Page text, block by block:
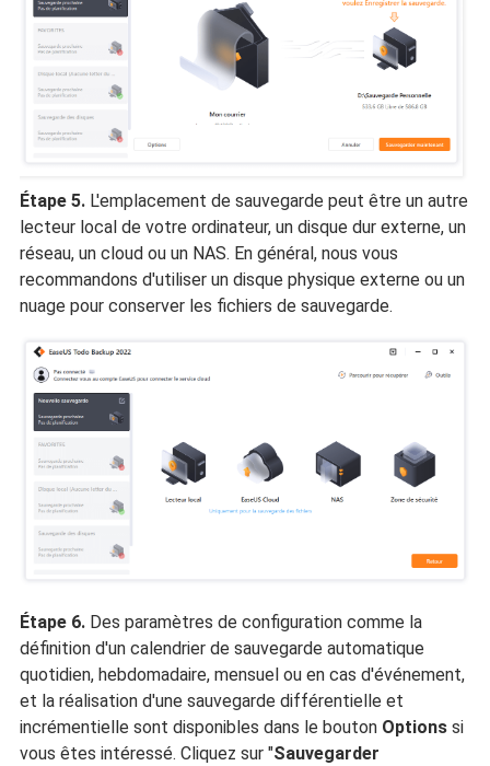
Étape 5. L'emplacement de sauvegarde peut être un autre
lecteur local de votre ordinateur, un disque dur externe, un
réseau, un cloud ou un NAS. En général, nous vous
recommandons d'utiliser un disque physique externe ou un
nuage pour conserver les fichiers de sauvegarde.
Étape 6. Des paramètres de configuration comme la
définition d'un calendrier de sauvegarde automatique
quotidien, hebdomadaire, mensuel ou en cas d'événement,
et la réalisation d'une sauvegarde différentielle et
incrémentielle sont disponibles dans le bouton Optionssi
vous êtes intéressé. Cliquez sur "Sauvegarder